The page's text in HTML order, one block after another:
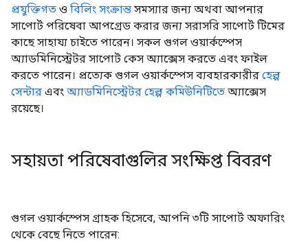
প্রযুক্তিগত ও বিলিং সংক্রান্ত সমস্যার জন্য অথবা আপনার
সাপোর্ট পরিষেবা আপগ্রেড করার জন্য সরাসরি সাপোর্ট টিমের
কাছে সাহায্য চাইতে পারেন। সকল গুগল ওয়ার্কস্পেস
অ্যাডমিনিস্ট্রেটর সাপোর্ট কেস অ্যাক্সেস করতে এবং ফাইল
করতে পারেন। প্রত্যেক গুগল ওয়ার্কস্পেস ব্যবহারকারীর হেল্প
সেন্টার এবং অ্যাডমিনিস্ট্রেটর হেল্প কমিউনিটিতে অ্যাক্সেস
রয়েছে।
সহায়তা পরিষেবাগুলির সংক্ষিপ্ত বিবরণ
গুগল ওয়ার্কস্পেস গ্রাহক হিসেবে, আপনি ৩টি সাপোর্ট অফারিং
থেকে বেছে নিতে পারেন: